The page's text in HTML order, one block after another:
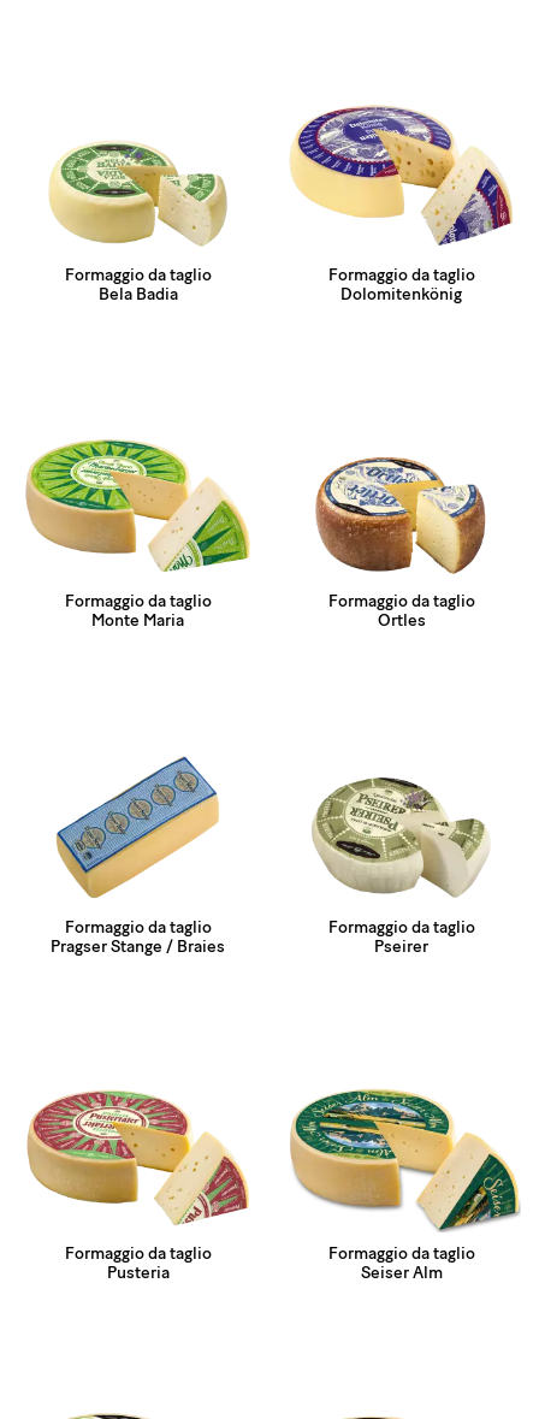
Formaggio da taglio
Bela Badia
Formaggio da taglio
Dolomitenkönig
Formaggio da taglio
Monte Maria
Formaggio da taglio
Ortles
Formaggio da taglio
Pragser Stange / Braies
Formaggio da taglio
Pseirer
Formaggio da taglio
Pusteria
Formaggio da taglio
Seiser Alm